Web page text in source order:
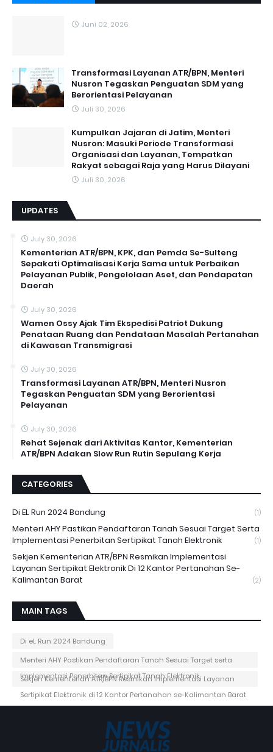
Juni 02, 2026
Transformasi Layanan ATR/BPN, Menteri
Nusron Tegaskan Penguatan SDM yang
Berorientasi Pelayanan
Juli 30, 2026
Kumpulkan Jajaran di Jatim, Menteri
Nusron: Masuki Periode Transformasi
Organisasi dan Layanan, Tempatkan
Rakyat sebagai Raja yang Harus Dilayani
Juli 30, 2026
UPDATES
July 30, 2026
Kementerian ATR/BPN, KPK, dan Pemda Se-Sulteng
Sepakati Optimalisasi Kerja Sama untuk Perbaikan
Pelayanan Publik, Pengelolaan Aset, dan Pendapatan
Daerah
July 30, 2026
Wamen Ossy Ajak Tim Ekspedisi Patriot Dukung
Penataan Ruang dan Pendataan Masalah Pertanahan
di Kawasan Transmigrasi
July 30, 2026
Transformasi Layanan ATR/BPN, Menteri Nusron
Tegaskan Penguatan SDM yang Berorientasi
Pelayanan
July 30, 2026
Rehat Sejenak dari Aktivitas Kantor, Kementerian
ATR/BPN Adakan Slow Run Rutin Sepulang Kerja
CATEGORIES
Di EL Run 2024 Bandung (1)
Menteri AHY Pastikan Pendaftaran Tanah Sesuai Target Serta
Implementasi Penerbitan Sertipikat Tanah Elektronik
(1)
Sekjen Kementerian ATR/BPN Resmikan Implementasi
Layanan Sertipikat Elektronik Di 12 Kantor Pertanahan Se-
Kalimantan Barat
(2)
MAIN TAGS
Di eL Run 2024 Bandung
Menteri AHY Pastikan Pendaftaran Tanah Sesuai Target serta
Implementasi Penerbitan Sertipikat Tanah Elektronik
Sekjen Kementerian ATR/BPN Resmikan Implementasi Layanan
Sertipikat Elektronik di 12 Kantor Pertanahan se-Kalimantan Barat